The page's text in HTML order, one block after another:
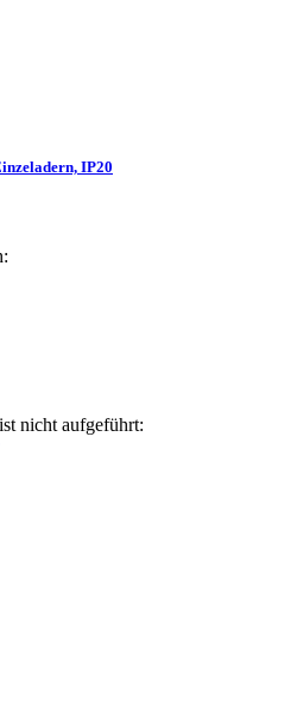
IP20
nicht aufgeführt: